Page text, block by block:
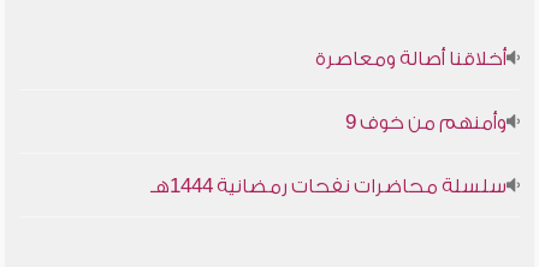
أخلاقنا أصالة ومعاصرة
وأمنهم من خوف 9
سلسلة محاضرات نفحات رمضانية 1444هـ